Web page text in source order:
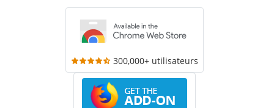
300,000+ utilisateurs